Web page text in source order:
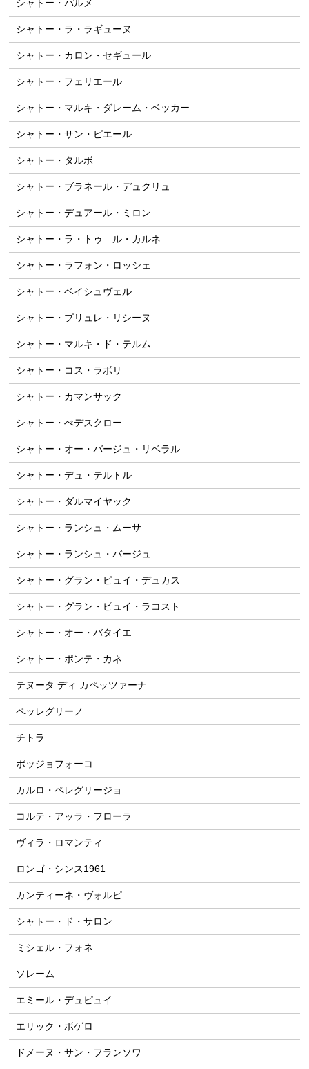
シャトー・パルメ
シャトー・ラ・ラギューヌ
シャトー・カロン・セギュール
シャトー・フェリエール
シャトー・マルキ・ダレーム・ベッカー
シャトー・サン・ピエール
シャトー・タルボ
シャトー・ブラネール・デュクリュ
シャトー・デュアール・ミロン
シャトー・ラ・トゥ―ル・カルネ
シャトー・ラフォン・ロッシェ
シャトー・ベイシュヴェル
シャトー・プリュレ・リシーヌ
シャトー・マルキ・ド・テルム
シャトー・コス・ラボリ
シャトー・カマンサック
シャトー・ぺデスクロー
シャトー・オー・バージュ・リベラル
シャトー・デュ・テルトル
シャトー・ダルマイヤック
シャトー・ランシュ・ムーサ
シャトー・ランシュ・バージュ
シャトー・グラン・ピュイ・デュカス
シャトー・グラン・ピュイ・ラコスト
シャトー・オー・バタイエ
シャトー・ポンテ・カネ
テヌータ ディ カペッツァーナ
ペッレグリーノ
チトラ
ポッジョフォーコ
カルロ・ペレグリージョ
コルテ・アッラ・フローラ
ヴィラ・ロマンティ
ロンゴ・シンス1961
カンティーネ・ヴォルピ
シャトー・ド・サロン
ミシェル・フォネ
ソレーム
エミール・デュピュイ
エリック・ボゲロ
ドメーヌ・サン・フランソワ